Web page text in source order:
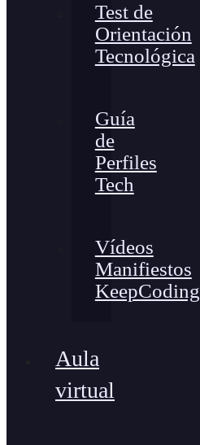
Test de
Orientación
Tecnológica
Guía
de
Perfiles
Tech
Vídeos
Manifiestos
KeepCoding
Aula
virtual